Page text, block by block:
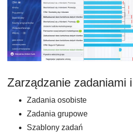
Zarządzanie zadaniami
Zadania osobiste
Zadania grupowe
Szablony zadań